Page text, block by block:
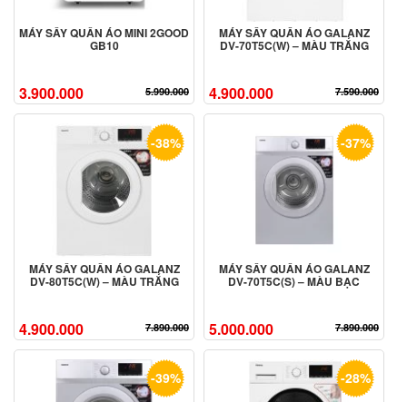
MÁY SẤY QUẦN ÁO MINI 2GOOD
GB10
3.900.000 5.990.000
MÁY SẤY QUẦN ÁO GALANZ
DV-70T5C(W) – MÀU TRẮNG
4.900.000 7.590.000
-38%
MÁY SẤY QUẦN ÁO GALANZ
DV-80T5C(W) – MÀU TRẮNG
4.900.000 7.890.000
-37%
MÁY SẤY QUẦN ÁO GALANZ
DV-70T5C(S) – MÀU BẠC
5.000.000 7.890.000
-39% -28%